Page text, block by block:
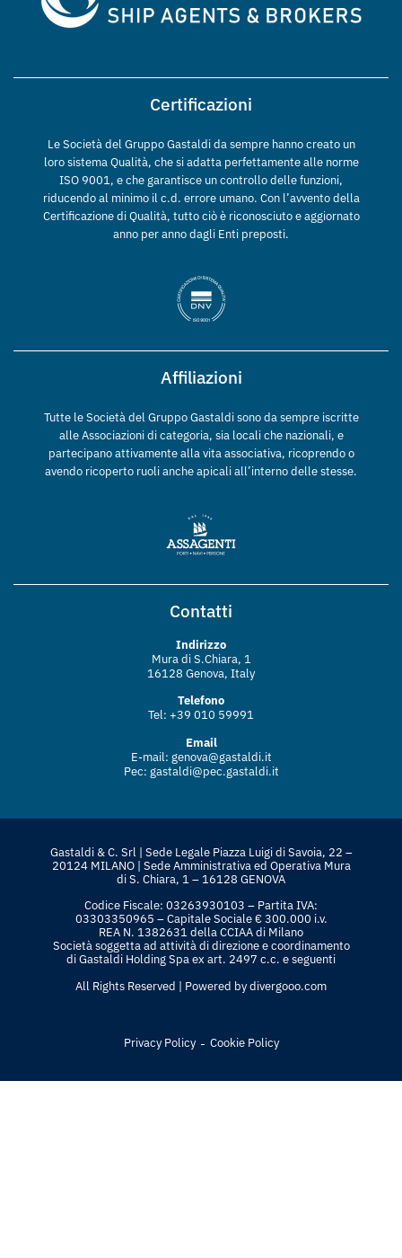
Certificazioni
Le Società del Gruppo Gastaldi da sempre hanno creato un
loro sistema Qualità, che si adatta perfettamente alle norme
ISO 9001, e che garantisce un controllo delle funzioni,
riducendo al minimo il c.d. errore umano. Con l’avvento della
Certificazione di Qualità, tutto ciò è riconosciuto e aggiornato
anno per anno dagli Enti preposti.
Affiliazioni
Tutte le Società del Gruppo Gastaldi sono da sempre iscritte
alle Associazioni di categoria, sia locali che nazionali, e
partecipano attivamente alla vita associativa, ricoprendo o
avendo ricoperto ruoli anche apicali all’interno delle stesse.
Contatti
Indirizzo
Mura di S.Chiara, 1
16128 Genova, Italy
Telefono
Tel: +39 010 59991
Email
E-mail: genova@gastaldi.it
Pec: gastaldi@pec.gastaldi.it
Gastaldi & C. Srl | Sede Legale Piazza Luigi di Savoia, 22 –
20124 MILANO | Sede Amministrativa ed Operativa Mura
di S. Chiara, 1 – 16128 GENOVA
Codice Fiscale: 03263930103 – Partita IVA:
03303350965 – Capitale Sociale € 300.000 i.v.
REA N. 1382631 della CCIAA di Milano
Società soggetta ad attività di direzione e coordinamento
di Gastaldi Holding Spa ex art. 2497 c.c. e seguenti
All Rights Reserved | Powered bydivergooo.com
Privacy Policy - Cookie Policy